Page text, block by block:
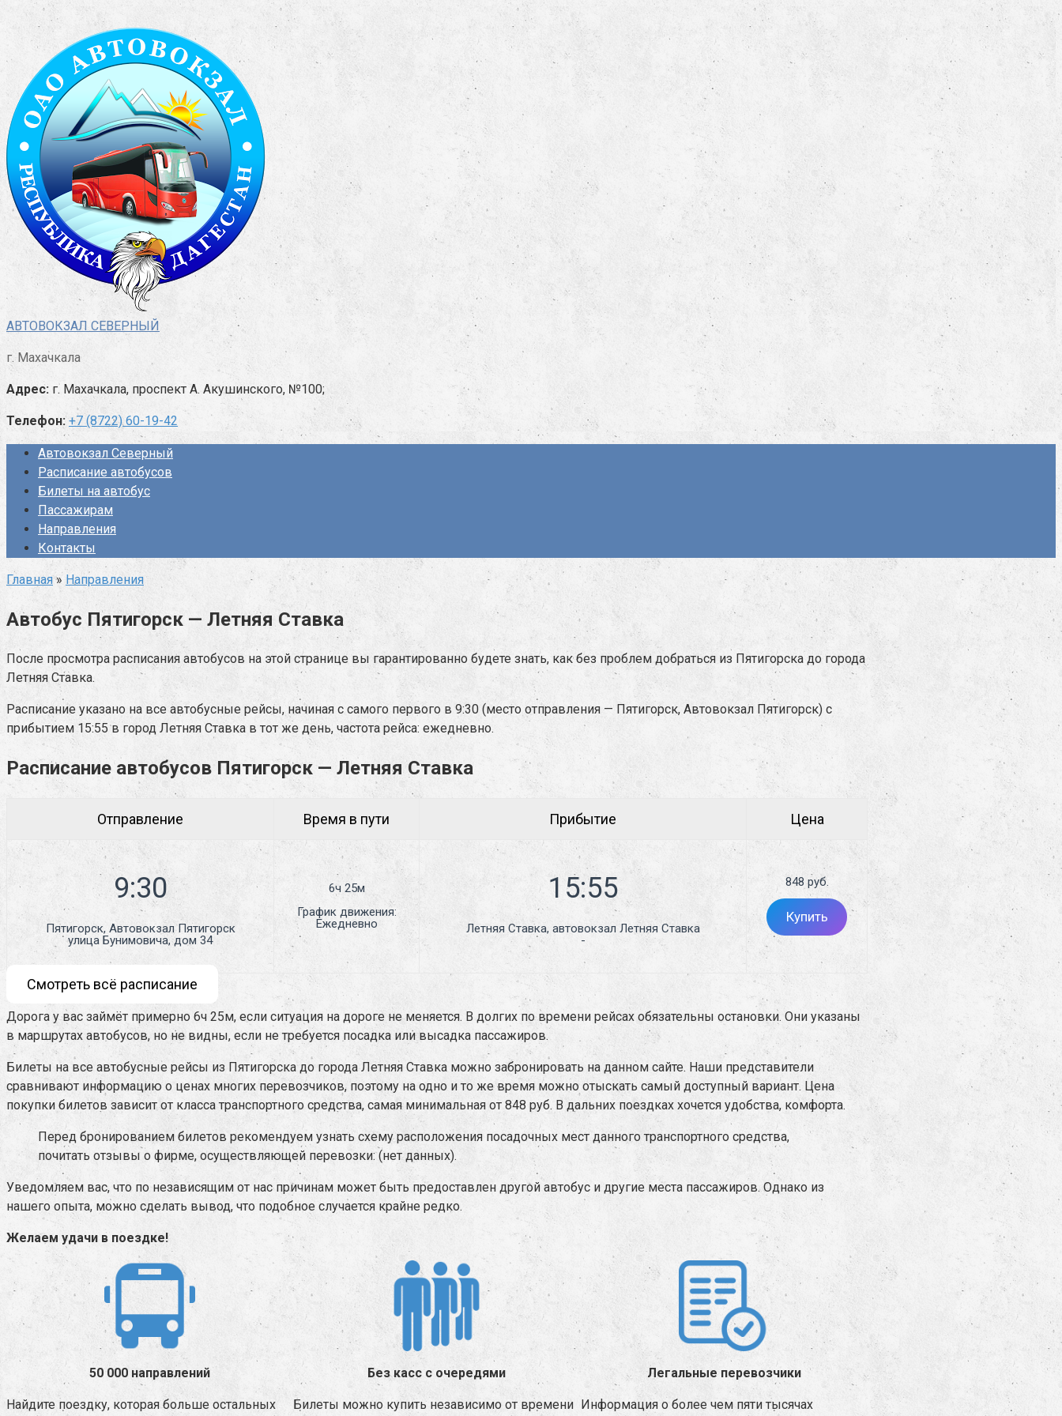
Перейти
контенту
АВТОВОКЗАЛ СЕВЕРНЫЙ
г. Махачкала
Адрес: г. Махачкала, проспект А. Акушинского, №100;
Телефон: +7 (8722) 60-19-42
Автовокзал Северный
Расписание автобусов
Билеты на автобус
Пассажирам
Направления
Контакты
Главная » Направления
Автобус Пятигорск — Летняя Ставка
После просмотра расписания автобусов на этой странице вы гарантированно будете знать, как без проблем добраться из Пятигорска до города
Летняя Ставка.
Расписание указано на все автобусные рейсы, начиная с самого первого в 9:30 (место отправления — Пятигорск, Автовокзал Пятигорск) с
прибытием 15:55 в город Летняя Ставка в тот же день, частота рейса: ежедневно.
Расписание автобусов Пятигорск — Летняя Ставка
Отправление Время в пути Прибытие Цена
Пятигорск, Автовокзал Пятигорск
улица Бунимовича, дом 34
6ч 25м
График движения:
Ежедневно
15:55
Летняя Ставка, автовокзал Летняя Ставка
-
848 руб.
Купить
Смотреть всё расписание
Дорога у вас займёт примерно 6ч 25м, если ситуация на дороге не меняется. В долгих по времени рейсах обязательны остановки. Они указаны
в маршрутах автобусов, но не видны, если не требуется посадка или высадка пассажиров.
Билеты на все автобусные рейсы из Пятигорска до города Летняя Ставка можно забронировать на данном сайте. Наши представители
сравнивают информацию о ценах многих перевозчиков, поэтому на одно и то же время можно отыскать самый доступный вариант. Цена
покупки билетов зависит от класса транспортного средства, самая минимальная от 848 руб. В дальних поездках хочется удобства, комфорта.
Перед бронированием билетов рекомендуем узнать схему расположения посадочных мест данного транспортного средства,
почитать отзывы о фирме, осуществляющей перевозки: (нет данных).
Уведомляем вас, что по независящим от нас причинам может быть предоставлен другой автобус и другие места пассажиров. Однако из
нашего опыта, можно сделать вывод, что подобное случается крайне редко.
Желаем удачи в поездке!
50 000 направлений
Найдите поездку, которая больше остальных
Без касс с очередями
Билеты можно купить независимо от времени
Легальные перевозчики
Информация о более чем пяти тысячах